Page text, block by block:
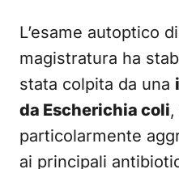
L’esame autoptico
magistratura ha
stata colpita da una
da Escherichia coli
particolarmente
ai principali